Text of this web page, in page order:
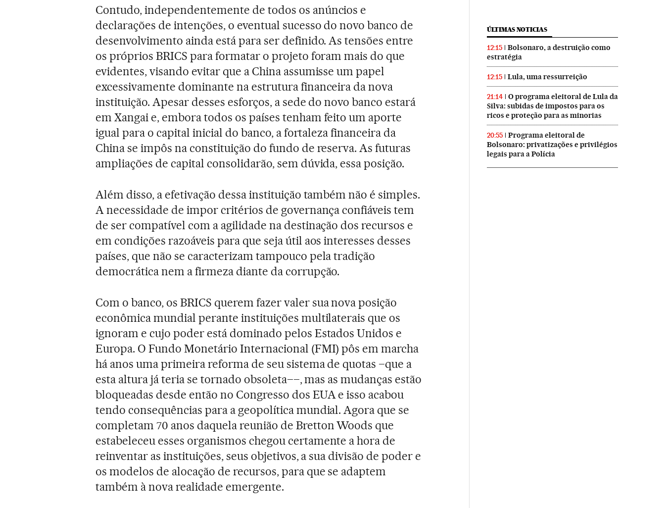
Contudo, independentemente de todos os anúncios e
declarações de intenções, o eventual sucesso do novo banco de
desenvolvimento ainda está para ser definido. As tensões entre
os próprios BRICS para formatar o projeto foram mais do que
evidentes, visando evitar que a China assumisse um papel
excessivamente dominante na estrutura financeira da nova
instituição. Apesar desses esforços, a sede do novo banco estará
em Xangai e, embora todos os países tenham feito um aporte
igual para o capital inicial do banco, a fortaleza financeira da
China se impôs na constituição do fundo de reserva. As futuras
ampliações de capital consolidarão, sem dúvida, essa posição.
Além disso, a efetivação dessa instituição também não é simples.
A necessidade de impor critérios de governança confiáveis tem
de ser compatível com a agilidade na destinação dos recursos e
em condições razoáveis para que seja útil aos interesses desses
países, que não se caracterizam tampouco pela tradição
democrática nem a firmeza diante da corrupção.
Com o banco, os BRICS querem fazer valer sua nova posição
econômica mundial perante instituições multilaterais que os
ignoram e cujo poder está dominado pelos Estados Unidos e
Europa. O Fundo Monetário Internacional (FMI) pôs em marcha
há anos uma primeira reforma de seu sistema de quotas –que a
esta altura já teria se tornado obsoleta––, mas as mudanças estão
bloqueadas desde então no Congresso dos EUA e isso acabou
tendo consequências para a geopolítica mundial. Agora que se
completam 70 anos daquela reunião de Bretton Woods que
estabeleceu esses organismos chegou certamente a hora de
reinventar as instituições, seus objetivos, a sua divisão de poder e
os modelos de alocação de recursos, para que se adaptem
também à nova realidade emergente.
ÚLTIMAS NOTICIAS
12:15
Bolsonaro, a destruição como
estratégia
12:15 Lula, uma ressurreição
21:14
O programa eleitoral de Lula da
Silva: subidas de impostos para os
ricos e proteção para as minorias
20:55
Programa eleitoral de
Bolsonaro: privatizações e privilégios
legais para a Polícia